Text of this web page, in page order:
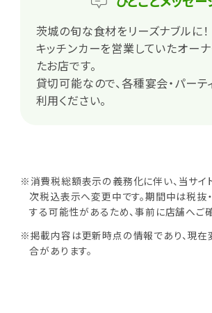
茨城の旬な食材をリーズナブルに！
キッチンカーを営業していたオー
たお店です。
貸切可能なので、各種宴会・パー
利用ください。
※消費税総額表示の義務化に伴い、当サイ
次税込表示へ変更中です。期間中は税抜
する可能性があるため、事前に店舗へご
※掲載内容は更新時点の情報であり、現在
合があります。